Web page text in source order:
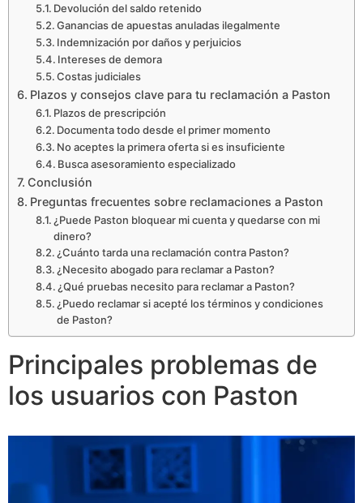
Devolución del saldo retenido
Ganancias de apuestas anuladas ilegalmente
Indemnización por daños y perjuicios
Intereses de demora
Costas judiciales
Plazos y consejos clave para tu reclamación a Paston
Plazos de prescripción
Documenta todo desde el primer momento
No aceptes la primera oferta si es insuficiente
Busca asesoramiento especializado
Conclusión
Preguntas frecuentes sobre reclamaciones a Paston
¿Puede Paston bloquear mi cuenta y quedarse con mi
dinero?
¿Cuánto tarda una reclamación contra Paston?
¿Necesito abogado para reclamar a Paston?
¿Qué pruebas necesito para reclamar a Paston?
¿Puedo reclamar si acepté los términos y condiciones
de Paston?
Principales problemas de
los usuarios con Paston